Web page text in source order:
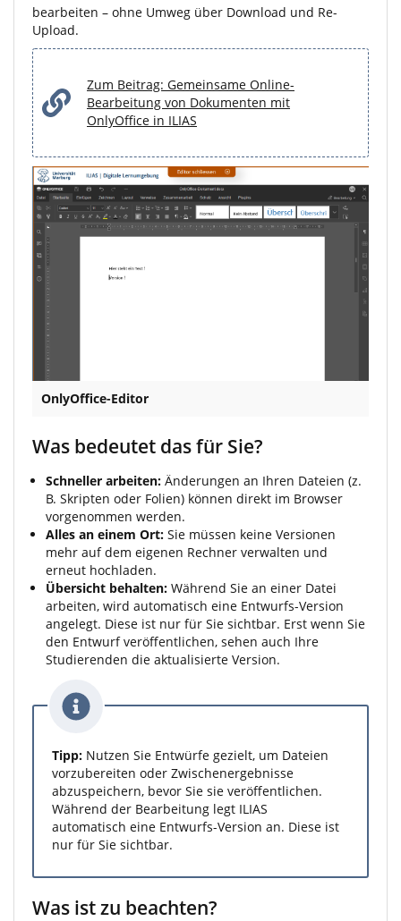
bearbeiten – ohne Umweg über Download und Re-
Upload.
Zum Beitrag: Gemeinsame Online-
Bearbeitung von Dokumenten mit
OnlyOffice in ILIAS
OnlyOffice-Editor
Was bedeutet das für Sie?
Schneller arbeiten: Änderungen an Ihren Dateien (z.
B. Skripten oder Folien) können direkt im Browser
vorgenommen werden.
Alles an einem Ort: Sie müssen keine Versionen
mehr auf dem eigenen Rechner verwalten und
erneut hochladen.
Übersicht behalten: Während Sie an einer Datei
arbeiten, wird automatisch eine Entwurfs-Version
angelegt. Diese ist nur für Sie sichtbar. Erst wenn Sie
den Entwurf veröffentlichen, sehen auch Ihre
Studierenden die aktualisierte Version.
Tipp: Nutzen Sie Entwürfe gezielt, um Dateien
vorzubereiten oder Zwischenergebnisse
abzuspeichern, bevor Sie sie veröffentlichen.
Während der Bearbeitung legt ILIAS
automatisch eine Entwurfs-Version an. Diese ist
nur für Sie sichtbar.
Was ist zu beachten?